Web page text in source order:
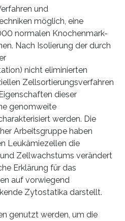
und
möglich, eine
normalen Knochenmark-
Nach Isolierung der durch
nicht eliminierten
Zellsortierungsverfahren
dieser
genomweite
werden. Die
Arbeitsgruppe haben
Leukämiezellen die
Zellwachstums verändert
Erklärung für das
auf vorwiegend
Zytostatika darstellt.
genutzt werden, um die